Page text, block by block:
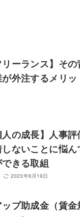
リーランス】その
外注するメリッ
人の成長】人事評
ないことに悩ん
きる取組
2023年6月19日
プ助成金（賃金